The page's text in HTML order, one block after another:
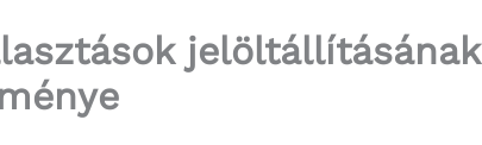
jelöltállításának